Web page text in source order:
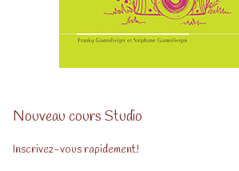
Nouveau cours Studio
Inscrivez-vous rapidement!